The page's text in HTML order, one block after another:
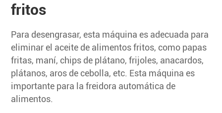
fritos
Para desengrasar, esta máquina es adecuada para
eliminar el aceite de alimentos fritos, como papas
fritas, maní, chips de plátano, frijoles, anacardos,
plátanos, aros de cebolla, etc. Esta máquina es
importante para la freidora automática de
alimentos.